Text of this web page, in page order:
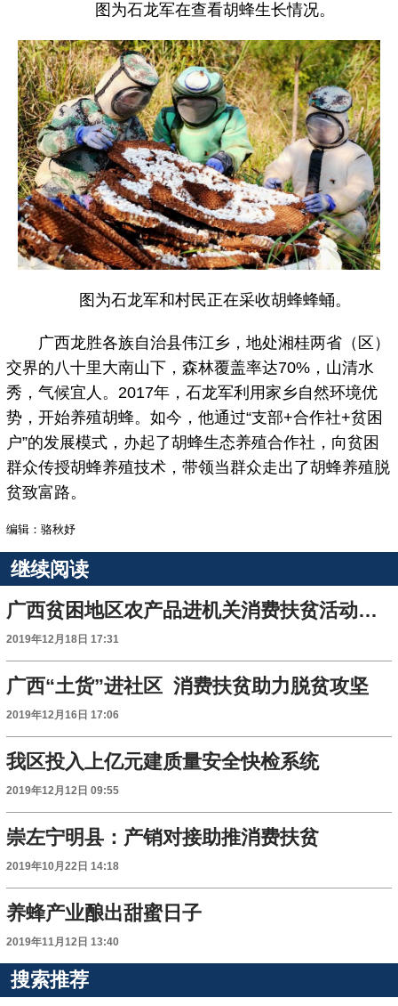
图为石龙军在查看胡蜂生长情况。
图为石龙军和村民正在采收胡蜂蜂蛹。
广西龙胜各族自治县伟江乡，地处湘桂两省（区）
交界的八十里大南山下，森林覆盖率达70%，山清水
秀，气候宜人。2017年，石龙军利用家乡自然环境优
势，开始养殖胡蜂。如今，他通过“支部+合作社+贫困
户”的发展模式，办起了胡蜂生态养殖合作社，向贫困
群众传授胡蜂养殖技术，带领当群众走出了胡蜂养殖脱
贫致富路。
编辑：骆秋妤
继续阅读
广西贫困地区农产品进机关消费扶贫活动在邕启动
2019年12月18日 17:31
广西“土货”进社区 消费扶贫助力脱贫攻坚
2019年12月16日 17:06
我区投入上亿元建质量安全快检系统
2019年12月12日 09:55
崇左宁明县：产销对接助推消费扶贫
2019年10月22日 14:18
养蜂产业酿出甜蜜日子
2019年11月12日 13:40
搜索推荐